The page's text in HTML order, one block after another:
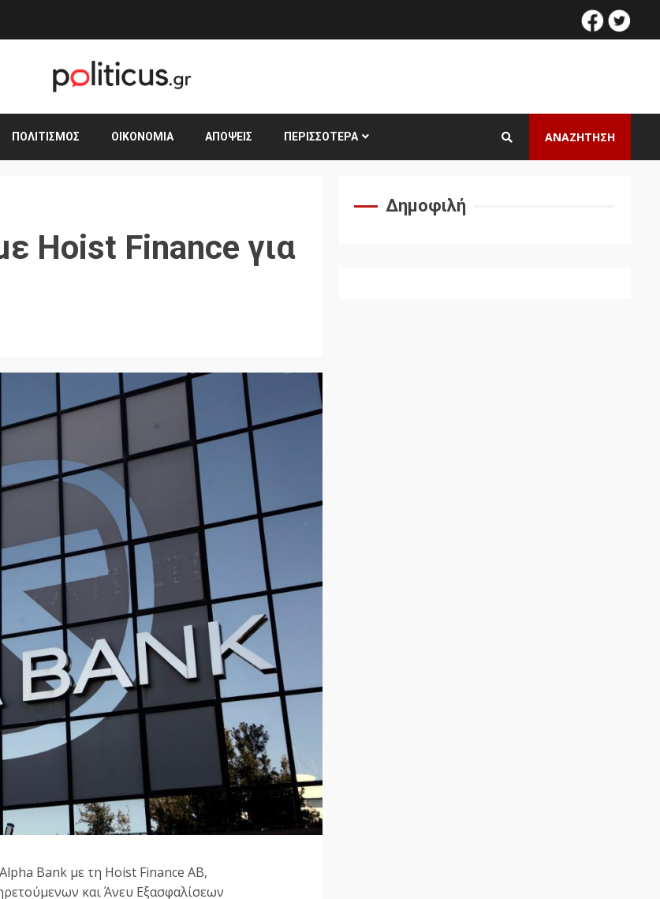
facebook
ΠΟΛΙΤΙΣΜΌΣ ΟΙΚΟΝΟΜΊΑ ΑΠΌΨΕΙΣ ΠΕΡΙΣΣΌΤΕΡΑ ΑΝΑΖΗΤΗΣΗ
Hoist Finance για
Bank με τη Hoist Finance AB,
και Άνευ Εξασφαλίσεων
Δημοφιλή